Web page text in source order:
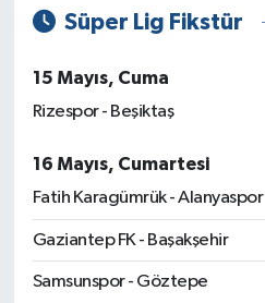
Süper Lig Fikstür
15 Mayıs, Cuma
Rizespor - Beşiktaş
16 Mayıs, Cumartesi
Fatih Karagümrük - Alanyaspor
Gaziantep FK - Başakşehir
Samsunspor - Göztepe